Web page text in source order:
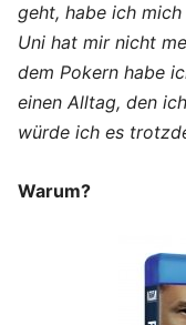
geht, habe ich
Uni hat mir nicht
dem Pokern habe
einen Alltag, den
würde ich es
Warum?